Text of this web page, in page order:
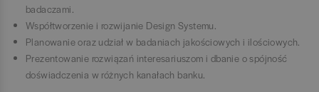
badaczami.
Współtworzenie i rozwijanie Design Systemu.
Planowanie oraz udział w badaniach jakościowych i ilościowych.
Prezentowanie rozwiązań interesariuszom i dbanie o spójność
doświadczenia w różnych kanałach banku.